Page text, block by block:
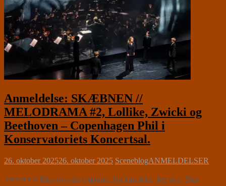
Anmeldelse: SKÆBNEN //
MELODRAMA #2, Lollike, Zwicki og
Beethoven – Copenhagen Phil i
Konservatoriets Koncertsal.
26. oktober 202526. oktober 2025 SceneblogANMELDELSER
⭐⭐⭐⭐⭐⭐ Min obo står i hjørnet. Jeg kan ikke. Jeg skal. Den